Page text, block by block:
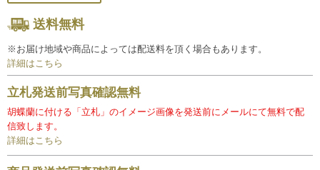
送料無料
※お届け地域や商品によっては配送料を頂く場合もあります。
詳細はこちら
立札発送前写真確認無料
胡蝶蘭に付ける「立札」のイメージ画像を発送前にメールにて無料で配
信致します。
詳細はこちら